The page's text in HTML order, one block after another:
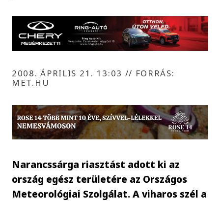
2008. ÁPRILIS 21. 13:03 // FORRÁS:
MET.HU
Narancssárga riasztást adott ki az
ország egész területére az Országos
Meteorológiai Szolgálat. A viharos szél a